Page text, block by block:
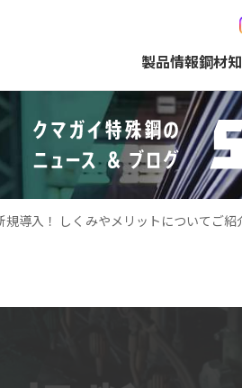
製品情報鋼材
導入！ しくみやメリットについてご紹